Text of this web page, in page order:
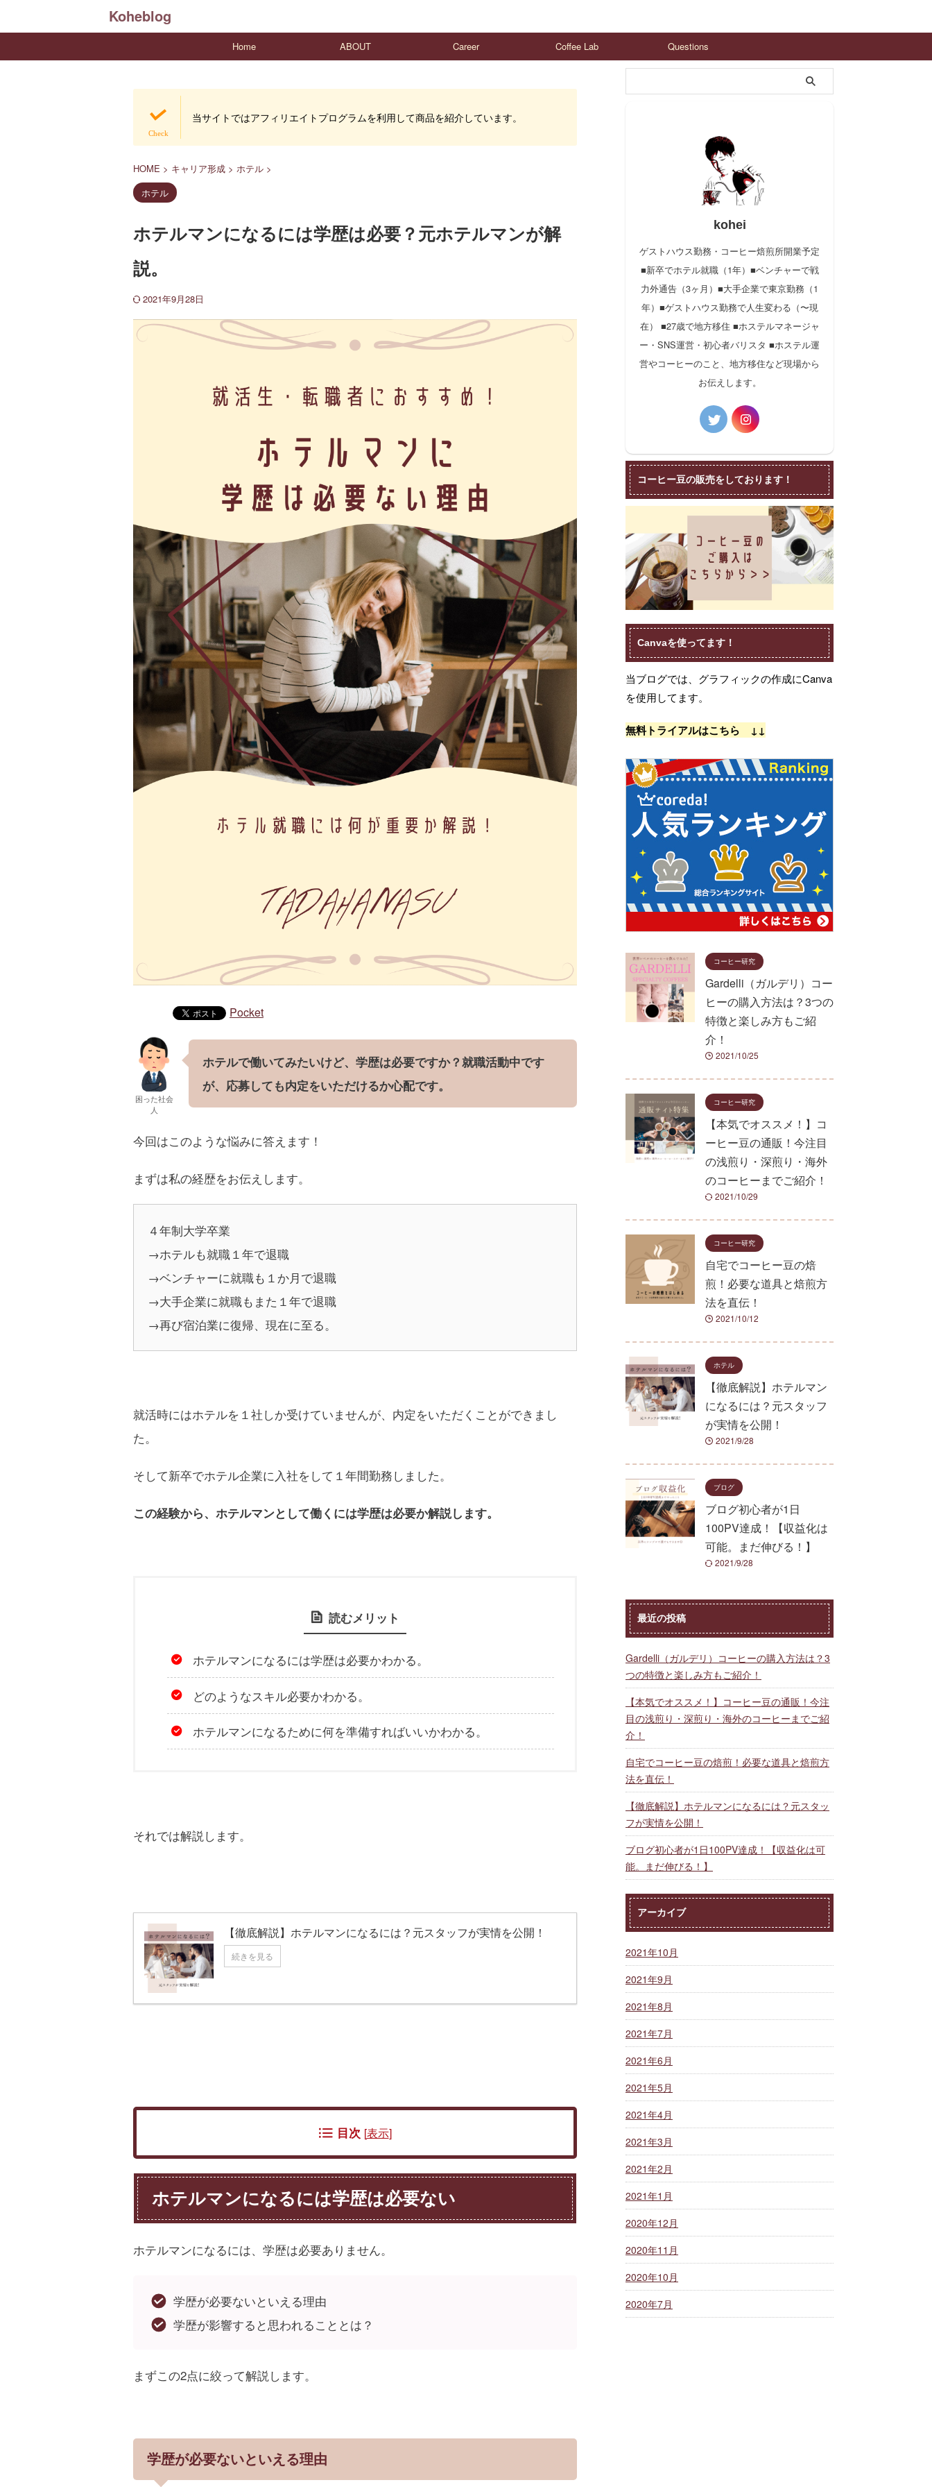
Koheblog
Home ABOUT Career Coffee Lab Questions
当サイトではアフィリエイトプログラムを利用して商品を紹介しています。
HOME > キャリア形成 > ホテル >
ホテル
ホテルマンになるには学歴は必要？元ホテルマンが解
説。
2021年9月28日
Pocket
困った社会
人
ホテルで働いてみたいけど、学歴は必要ですか？就職活動中です
が、応募しても内定をいただけるか心配です。
今回はこのような悩みに答えます！
まずは私の経歴をお伝えします。
４年制大学卒業
→ホテルも就職１年で退職
→ベンチャーに就職も１か月で退職
→大手企業に就職もまた１年で退職
→再び宿泊業に復帰、現在に至る。
就活時にはホテルを１社しか受けていませんが、内定をいただくことができまし
た。
そして新卒でホテル企業に入社をして１年間勤務しました。
この経験から、ホテルマンとして働くには学歴は必要か解説します。
読むメリット
ホテルマンになるには学歴は必要かわかる。
どのようなスキル必要かわかる。
ホテルマンになるために何を準備すればいいかわかる。
それでは解説します。
【徹底解説】ホテルマンになるには？元スタッフが実情を公開！
続きを見る
目次 [表示]
ホテルマンになるには学歴は必要ない
ホテルマンになるには、学歴は必要ありません。
学歴が必要ないといえる理由
学歴が影響すると思われることとは？
まずこの2点に絞って解説します。
学歴が必要ないといえる理由
kohei
ゲストハウス勤務・コーヒー焙煎所開業予定
■新卒でホテル就職（1年）■ベンチャーで戦
力外通告（3ヶ月）■大手企業で東京勤務（1
年）■ゲストハウス勤務で人生変わる（〜現
在） ■27歳で地方移住 ■ホステルマネージャ
ー・SNS運営・初心者バリスタ ■ホステル運
営やコーヒーのこと、地方移住など現場から
お伝えします。
コーヒー豆の販売をしております！
Canvaを使ってます！
当ブログでは、グラフィックの作成にCanva
を使用してます。
無料トライアルはこちら ↓↓
コーヒー研究
Gardelli（ガルデリ）コー
ヒーの購入方法は？3つの
特徴と楽しみ方もご紹
介！
2021/10/25
コーヒー研究
【本気でオススメ！】コ
ーヒー豆の通販！今注目
の浅煎り・深煎り・海外
のコーヒーまでご紹介！
2021/10/29
コーヒー研究
自宅でコーヒー豆の焙
煎！必要な道具と焙煎方
法を直伝！
2021/10/12
ホテル
【徹底解説】ホテルマン
になるには？元スタッフ
が実情を公開！
2021/9/28
ブログ
ブログ初心者が1日
100PV達成！【収益化は
可能。まだ伸びる！】
2021/9/28
最近の投稿
Gardelli（ガルデリ）コーヒーの購入方法は？3
つの特徴と楽しみ方もご紹介！
【本気でオススメ！】コーヒー豆の通販！今注
目の浅煎り・深煎り・海外のコーヒーまでご紹
介！
自宅でコーヒー豆の焙煎！必要な道具と焙煎方
法を直伝！
【徹底解説】ホテルマンになるには？元スタッ
フが実情を公開！
ブログ初心者が1日100PV達成！【収益化は可
能。まだ伸びる！】
アーカイブ
2021年10月
2021年9月
2021年8月
2021年7月
2021年6月
2021年5月
2021年4月
2021年3月
2021年2月
2021年1月
2020年12月
2020年11月
2020年10月
2020年7月